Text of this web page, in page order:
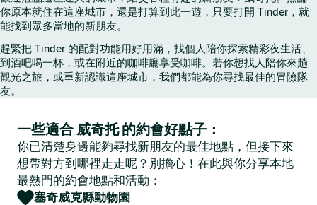
你原本就住在這座城市，還是打算到此一遊，只要打開 Tinder，就
能找到眾多當地的新朋友。
趕緊把 Tinder 的配對功能用好用滿，找個人陪你探索精彩夜生活、
到酒吧喝一杯，或在附近的咖啡廳享受咖啡。若你想找人陪你來趟
觀光之旅，或重新認識這座城市，我們都能為你尋找最佳的冒險隊
友。
一些適合 威奇托 的約會好點子：
你已清楚身邊能夠尋找新朋友的最佳地點，但接下來
想帶對方到哪裡走走呢？別擔心！在此與你分享本地
最熱門的約會地點和活動：
塞奇威克縣動物園